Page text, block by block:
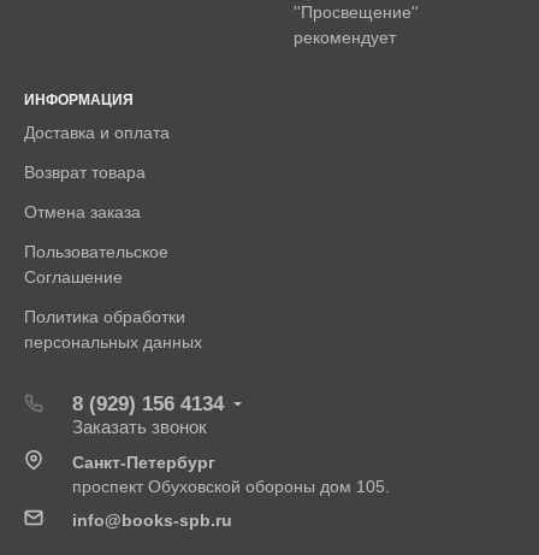
''Просвещение''
рекомендует
ИНФОРМАЦИЯ
Доставка и оплата
Возврат товара
Отмена заказа
Пользовательское
Соглашение
Политика обработки
персональных данных
8 (929) 156 4134
Заказать звонок
Санкт-Петербург
проспект Обуховской обороны дом 105.
info@books-spb.ru